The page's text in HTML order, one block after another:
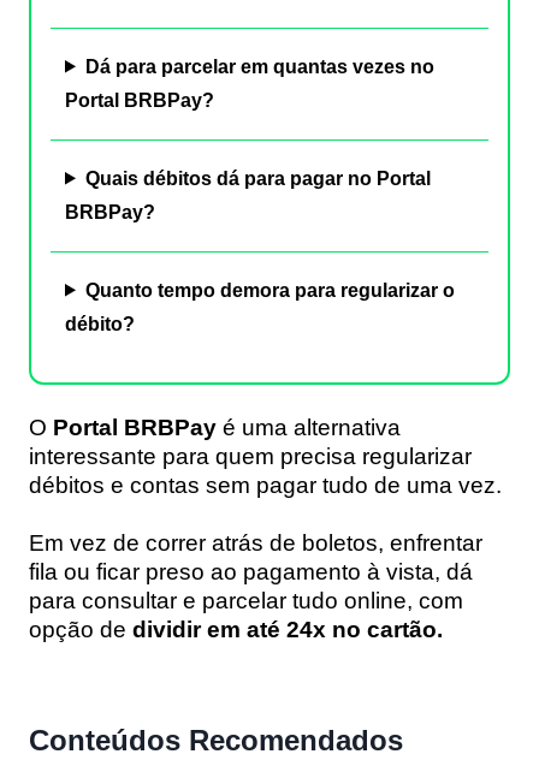
Dá para parcelar em quantas vezes no
Portal BRBPay?
Quais débitos dá para pagar no Portal
BRBPay?
Quanto tempo demora para regularizar o
débito?
O Portal BRBPay é uma alternativa
interessante para quem precisa regularizar
débitos e contas sem pagar tudo de uma vez.
Em vez de correr atrás de boletos, enfrentar
fila ou ficar preso ao pagamento à vista, dá
para consultar e parcelar tudo online, com
opção de dividir em até 24x no cartão.
Conteúdos Recomendados